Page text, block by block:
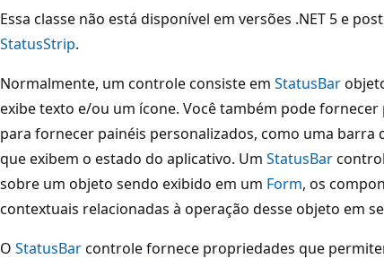
Essa classe não está disponível em versões .NET 5 e
StatusStrip.
Normalmente, um controle consiste em StatusBar
exibe texto e/ou um ícone. Você também pode
para fornecer painéis personalizados, como uma barra
que exibem o estado do aplicativo. Um StatusBar
sobre um objeto sendo exibido em um Form, os
contextuais relacionadas à operação desse objeto em
O StatusBarcontrole fornece propriedades que